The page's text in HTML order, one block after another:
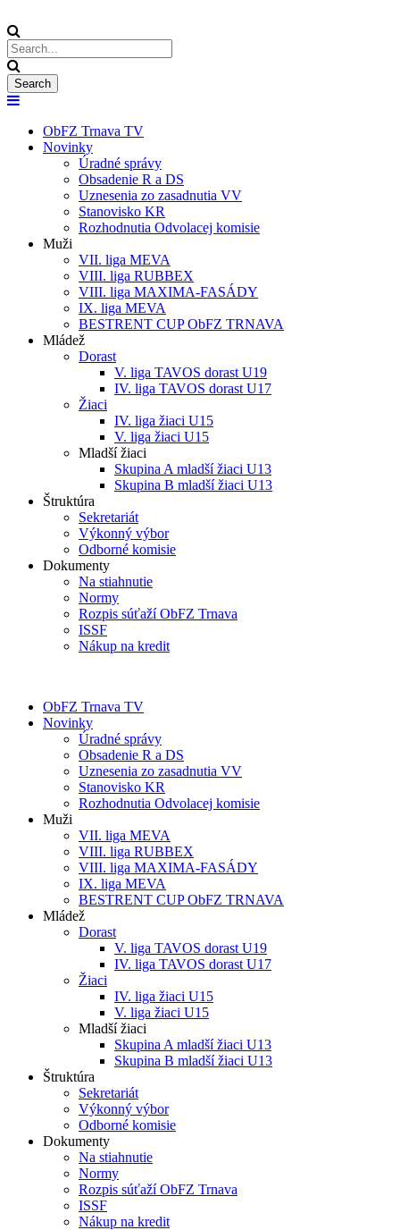
ObFZ Trnava TV
Novinky
Úradné správy
Obsadenie R a DS
Uznesenia zo zasadnutia VV
Stanovisko KR
Rozhodnutia Odvolacej komisie
Muži
VII. liga MEVA
VIII. liga RUBBEX
VIII. liga MAXIMA-FASÁDY
IX. liga MEVA
BESTRENT CUP ObFZ TRNAVA
Mládež
Dorast
V. liga TAVOS dorast U19
IV. liga TAVOS dorast U17
Žiaci
IV. liga žiaci U15
V. liga žiaci U15
Mladší žiaci
Skupina A mladší žiaci U13
Skupina B mladší žiaci U13
Štruktúra
Sekretariát
Výkonný výbor
Odborné komisie
Dokumenty
Na stiahnutie
Normy
Rozpis súťaží ObFZ Trnava
ISSF
Nákup na kredit
ObFZ Trnava TV
Novinky
Úradné správy
Obsadenie R a DS
Uznesenia zo zasadnutia VV
Stanovisko KR
Rozhodnutia Odvolacej komisie
Muži
VII. liga MEVA
VIII. liga RUBBEX
VIII. liga MAXIMA-FASÁDY
IX. liga MEVA
BESTRENT CUP ObFZ TRNAVA
Mládež
Dorast
V. liga TAVOS dorast U19
IV. liga TAVOS dorast U17
Žiaci
IV. liga žiaci U15
V. liga žiaci U15
Mladší žiaci
Skupina A mladší žiaci U13
Skupina B mladší žiaci U13
Štruktúra
Sekretariát
Výkonný výbor
Odborné komisie
Dokumenty
Na stiahnutie
Normy
Rozpis súťaží ObFZ Trnava
ISSF
Nákup na kredit